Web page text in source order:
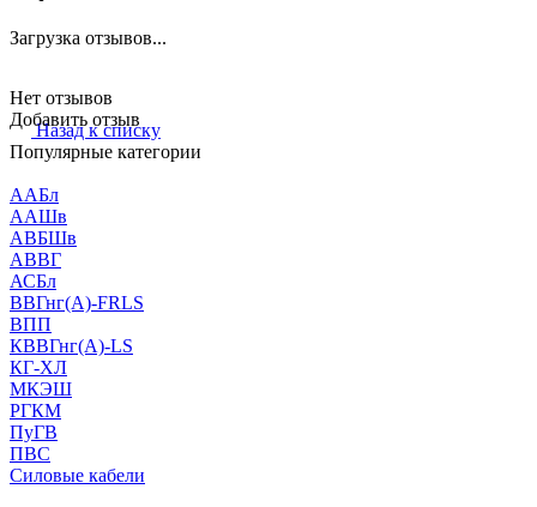
Загрузка отзывов...
Нет отзывов
Добавить отзыв
Назад к списку
Популярные категории
ААБл
ААШв
АВБШв
АВВГ
АСБл
ВВГнг(А)-FRLS
ВПП
КВВГнг(А)-LS
КГ-ХЛ
МКЭШ
РГКМ
ПуГВ
ПВС
Силовые кабели